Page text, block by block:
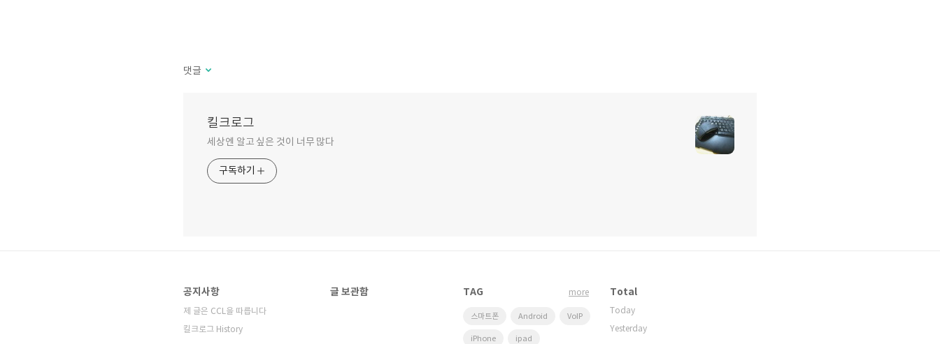
댓글
킬크로그
세상엔 알고 싶은 것이 너무 많다
구독하기
공지사항
제 글은 CCL을 따릅니다
킬크로그 History
글 보관함 TAG
스마트폰 Android VoIP
iPhone ipad
more Total
Today
Yesterday